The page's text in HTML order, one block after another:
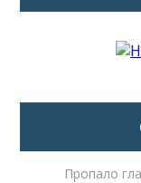
Пропало